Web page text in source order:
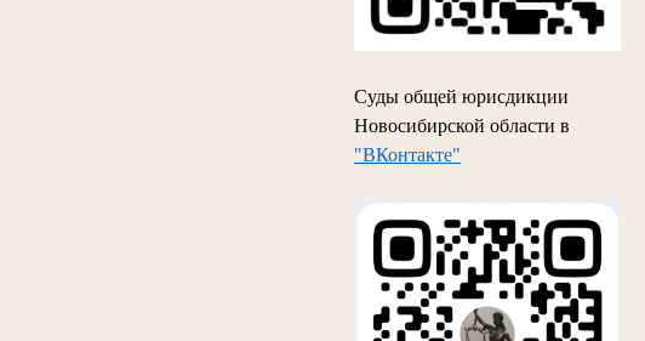
Суды общей юрисдикции
Новосибирской области в
"ВКонтакте"